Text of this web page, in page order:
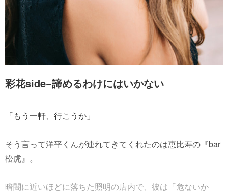
彩花side−諦めるわけにはいかない
「もう一軒、行こうか」
そう言って洋平くんが連れてきてくれたのは恵比寿の『bar
松虎』。
暗闇に近いほどに落ちた照明の店内で、彼は「危ないか